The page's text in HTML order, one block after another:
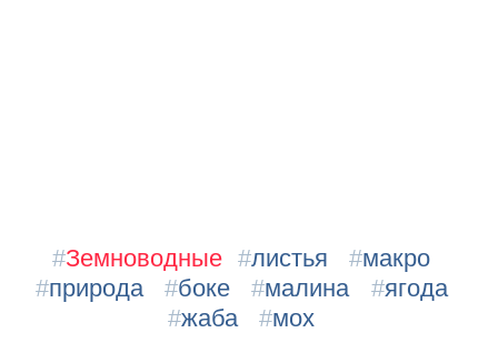
#Земноводные #листья #макро
#природа #боке #малина #ягода
#жаба #мох